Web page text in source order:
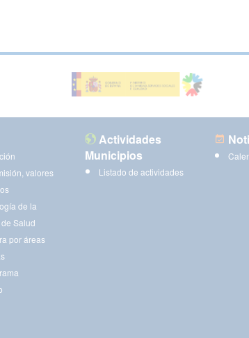
valores
de la
Salud
por áreas
Actividades
Municipios
Listado de actividades